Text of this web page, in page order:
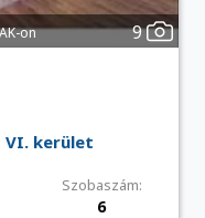
on 9
VI. kerület
Szobaszám:
6